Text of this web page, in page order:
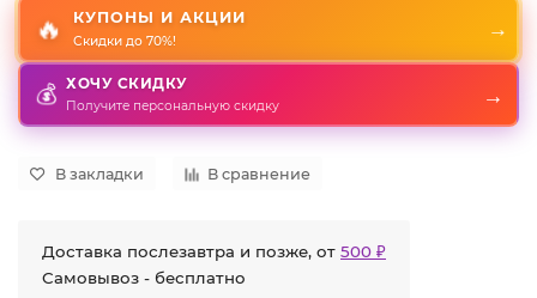
🔥 КУПОНЫ И АКЦИИ
Скидки до 70%!
→
💰 ХОЧУ СКИДКУ
Получите персональную скидку →
В закладки В сравнение
Доставка послезавтра и позже, от 500 ₽
Самовывоз - бесплатно